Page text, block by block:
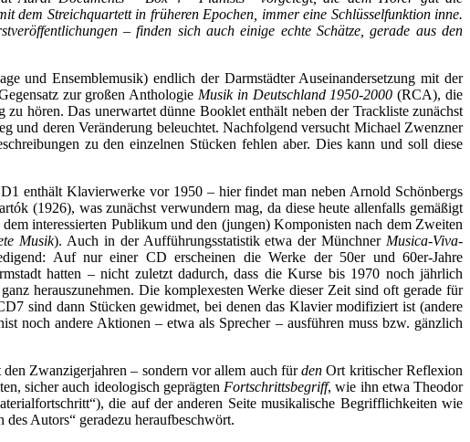
dem Streichquartett in früheren Epochen, immer eine Schlüsselfunktion inne.
– finden sich auch einige echte Schätze, gerade aus den
und Ensemblemusik) endlich der Darmstädter Auseinandersetzung mit der
zur großen Anthologie Musik in Deutschland 1950-2000 (RCA), die
hören. Das unerwartet dünne Booklet enthält neben der Trackliste zunächst
und deren Veränderung beleuchtet. Nachfolgend versucht Michael Zwenzner
zu den einzelnen Stücken fehlen aber. Dies kann und soll diese
enthält Klavierwerke vor 1950 – hier findet man neben Arnold Schönbergs
(1926), was zunächst verwundern mag, da diese heute allenfalls gemäßigt
interessierten Publikum und den (jungen) Komponisten nach dem Zweiten
Musik). Auch in der Aufführungsstatistik etwa der Münchner Musica-Viva-
Auf nur einer CD erscheinen die Werke der 50er und 60er-Jahre
hatten – nicht zuletzt dadurch, dass die Kurse bis 1970 noch jährlich
herauszunehmen. Die komplexesten Werke dieser Zeit sind oft gerade für
sind dann Stücken gewidmet, bei denen das Klavier modifiziert ist (andere
noch andere Aktionen – etwa als Sprecher – ausführen muss bzw. gänzlich
Zwanzigerjahren – sondern vor allem auch fürden Ort kritischer Reflexion
sicher auch ideologisch geprägten Fortschrittsbegriff, wie ihn etwa Theodor
die auf der anderen Seite musikalische Begrifflichkeiten wie
Autors“ geradezu heraufbeschwört.